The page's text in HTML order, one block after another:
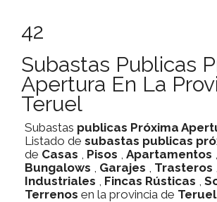
42
Subastas Publicas
Apertura En La
Teruel
Subastas publicas Próxima
Listado de subastas publicas
de Casas , Pisos , Apartamentos ,
Bungalows , Garajes , Trasteros ,
Industriales , Fincas Rústicas ,
Terrenos en la provincia de Teruel